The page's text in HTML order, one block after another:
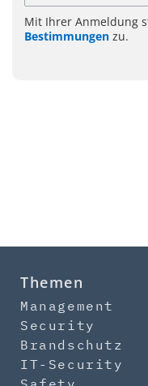
Mit Ihrer Anmeldung
Bestimmungen zu.
Themen
Management
Security
Brandschutz
IT-Security